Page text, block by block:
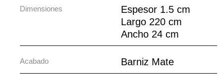
Dimensiones
Espesor 1.5 cm
Largo 220 cm
Ancho 24 cm
Acabado Barniz Mate